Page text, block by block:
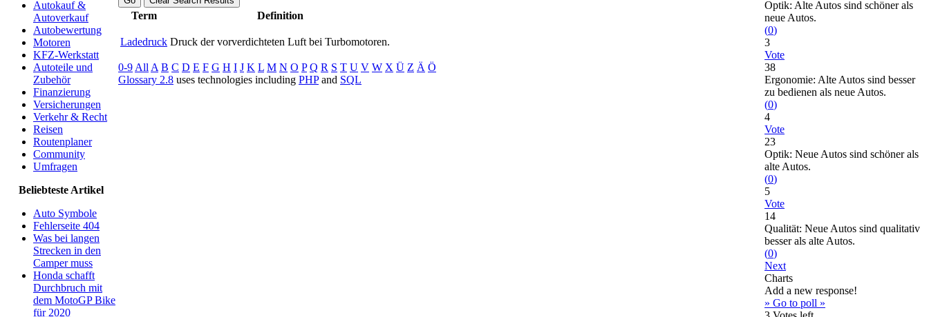
Autokauf &
Autoverkauf
Autobewertung
Motoren
KFZ-Werkstatt
Autoteile und
Zubehör
Finanzierung
Versicherungen
Verkehr & Recht
Reisen
Routenplaner
Community
Umfragen
Beliebteste Artikel
Auto Symbole
Fehlerseite 404
Was bei langen
Strecken in den
Camper muss
Honda schafft
Durchbruch mit
dem MotoGP Bike
für 2020
Term Definition
Ladedruck Druck der vorverdichteten Luft bei Turbomotoren.
0-9 All A B C D E F G H I J K L M N O P Q R S T U V W X Ü Z Ä Ö
Glossary 2.8 uses technologies including PHPand SQL
Optik: Alte Autos sind schöner als
neue Autos.
(0)
3
Vote
38
Ergonomie: Alte Autos sind besser
zu bedienen als neue Autos.
(0)
4
Vote
23
Optik: Neue Autos sind schöner als
alte Autos.
(0)
5
Vote
14
Qualität: Neue Autos sind qualitativ
besser als alte Autos.
(0)
Next
Charts
Add a new response!
» Go to poll »